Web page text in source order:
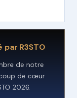
R3STO
de notre
de cœur
2026.